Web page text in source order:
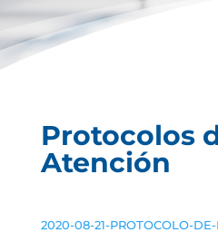
Protocolos
Atención
2020-08-21-PROTOCOLO-